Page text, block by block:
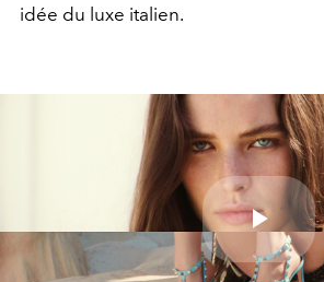
idée du luxe italien.
Play